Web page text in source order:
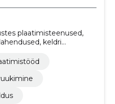
plaatimisteenused,
keldri
terrassi
plaatimine,